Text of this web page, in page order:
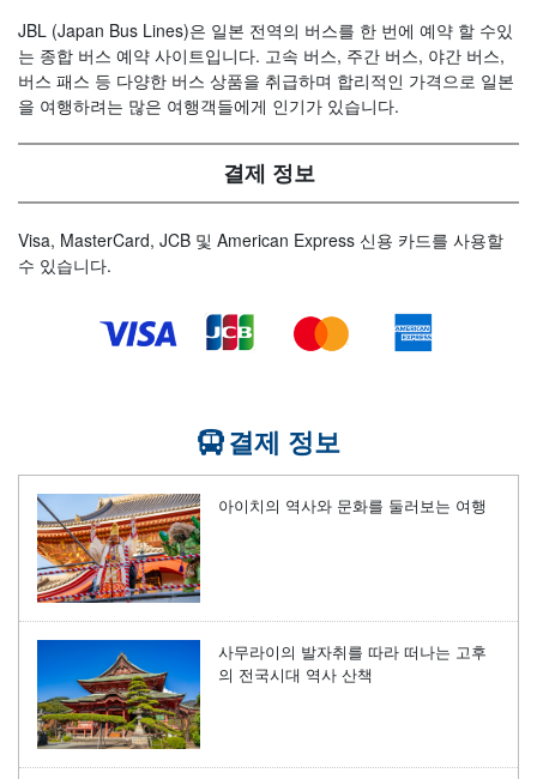
JBL (Japan Bus Lines)은 일본 전역의 버스를 한 번에 예약 할 수있
는 종합 버스 예약 사이트입니다. 고속 버스, 주간 버스, 야간 버스,
버스 패스 등 다양한 버스 상품을 취급하며 합리적인 가격으로 일본
을 여행하려는 많은 여행객들에게 인기가 있습니다.
결제 정보
Visa, MasterCard, JCB 및 American Express 신용 카드를 사용할
수 있습니다.
결제 정보
아이치의 역사와 문화를 둘러보는 여행
사무라이의 발자취를 따라 떠나는 고후
의 전국시대 역사 산책